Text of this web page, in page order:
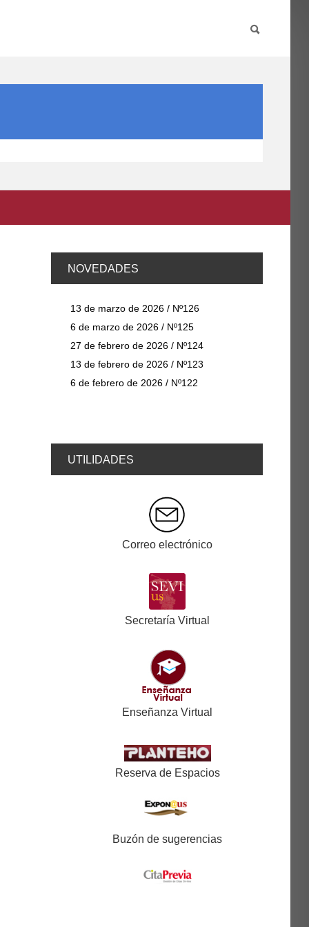
NOVEDADES
13 de marzo de 2026 / Nº126
6 de marzo de 2026 / Nº125
27 de febrero de 2026 / Nº124
13 de febrero de 2026 / Nº123
6 de febrero de 2026 / Nº122
UTILIDADES
Correo electrónico
Secretaría Virtual
Enseñanza Virtual
Reserva de Espacios
Buzón de sugerencias